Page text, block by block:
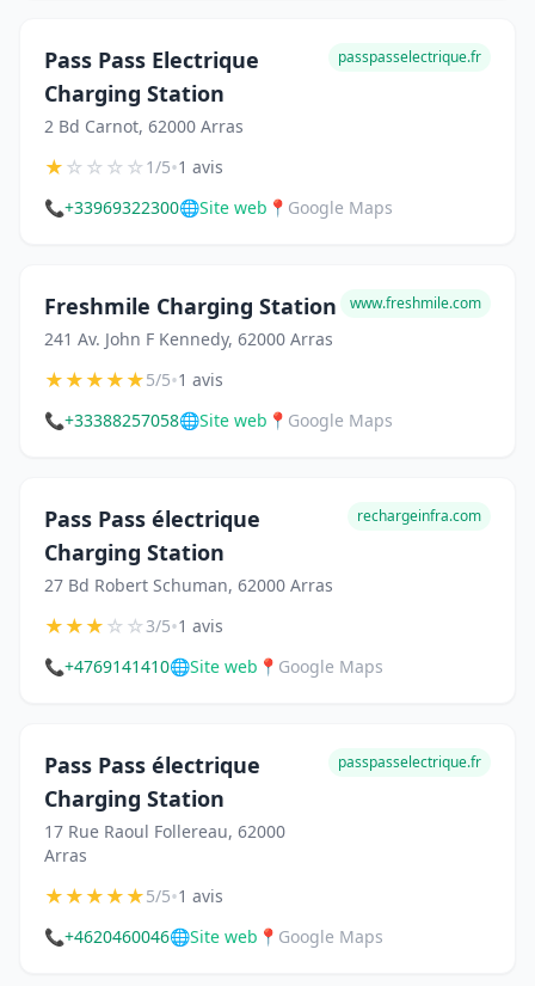
Pass Pass Electrique
Charging Station
2 Bd Carnot, 62000 Arras
passpasselectrique.fr
★☆☆☆☆1/5•1 avis
📞+33969322300🌐Site web 📍 Google Maps
Freshmile Charging Station
241 Av. John F Kennedy, 62000 Arras
www.freshmile.com
★★★★★5/5•1 avis
📞+33388257058🌐Site web 📍 Google Maps
Pass Pass électrique
Charging Station
27 Bd Robert Schuman, 62000 Arras
rechargeinfra.com
★★★☆☆3/5•1 avis
📞+4769141410🌐Site web 📍 Google Maps
Pass Pass électrique
Charging Station
17 Rue Raoul Follereau, 62000
Arras
passpasselectrique.fr
★★★★★5/5•1 avis
📞+4620460046🌐Site web 📍 Google Maps